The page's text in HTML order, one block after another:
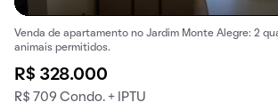
Venda de apartamento no Jardim Monte Alegre: 2
animais permitidos.
R$ 328.000
R$ 709 Condo. + IPTU